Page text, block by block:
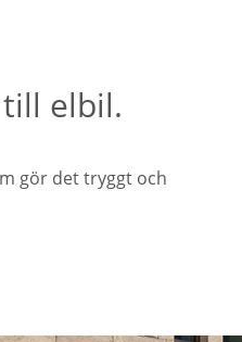
elbil.
gör det tryggt och